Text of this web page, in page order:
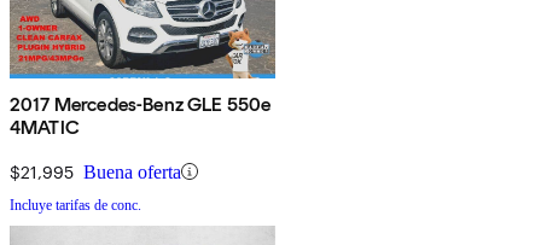
2017 Mercedes-Benz GLE 550e
4MATIC
$21,995 Buena oferta
Incluye tarifas de conc.